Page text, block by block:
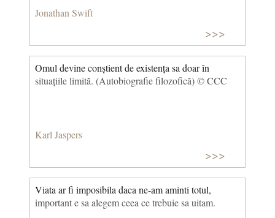
Jonathan Swift
>>>
Omul devine conștient de existența sa doar în
situațiile limită. (Autobiografie filozofică) © CCC
Karl Jaspers
>>>
Viata ar fi imposibila daca ne-am aminti totul,
important e sa alegem ceea ce trebuie sa uitam.